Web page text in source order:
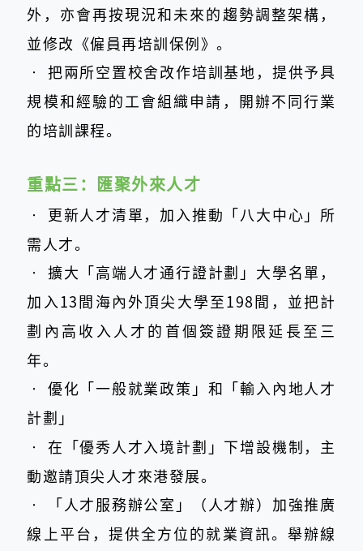
外，亦會再按現況和未來的趨勢調整架構，
並修改《僱員再培訓保例》。
‧ 把兩所空置校舍改作培訓基地，提供予具
規模和經驗的工會組織申請，開辦不同行業
的培訓課程。
重點三： 匯聚外來人才
‧ 更新人才清單，加入推動「八大中心」所
需人才。
‧ 擴大「高端人才通行證計劃」大學名單，
加入13間海內外頂尖大學至198間，並把計
劃內高收入人才的首個簽證期限延長至三
年。
‧ 優化「一般就業政策」和「輸入內地人才
計劃」
‧ 在「優秀人才入境計劃」下增設機制，主
動邀請頂尖人才來港發展。
‧
「人才服務辦公室」（人才辦）加強推廣
線上平台，提供全方位的就業資訊。舉辦線